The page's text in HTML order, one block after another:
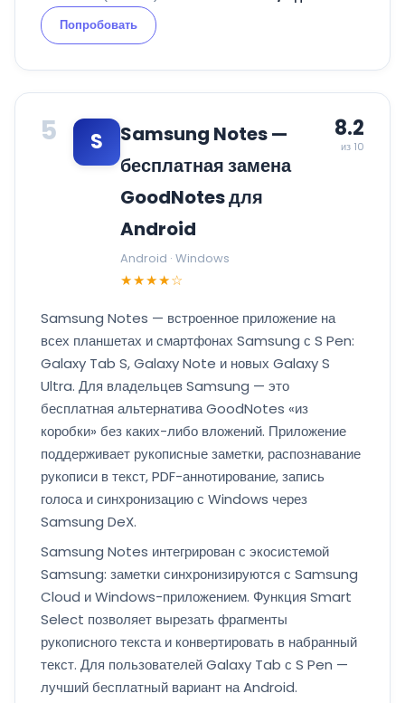
Попробовать
5 S
Samsung Notes —
бесплатная замена
GoodNotes для
Android
Android · Windows
★★★★☆
8.2
из 10
Samsung Notes — встроенное приложение на
всех планшетах и смартфонах Samsung с S Pen:
Galaxy Tab S, Galaxy Note и новых Galaxy S
Ultra. Для владельцев Samsung — это
бесплатная альтернатива GoodNotes «из
коробки» без каких-либо вложений. Приложение
поддерживает рукописные заметки, распознавание
рукописи в текст, PDF-аннотирование, запись
голоса и синхронизацию с Windows через
Samsung DeX.
Samsung Notes интегрирован с экосистемой
Samsung: заметки синхронизируются с Samsung
Cloud и Windows-приложением. Функция Smart
Select позволяет вырезать фрагменты
рукописного текста и конвертировать в набранный
текст. Для пользователей Galaxy Tab с S Pen —
лучший бесплатный вариант на Android.